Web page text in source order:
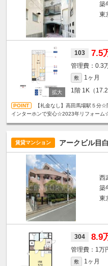
築
東
103 7.5
0.3
敷 1ヶ月
1階 1K（
【礼金なし】高田馬場駅５分
インターホンで安心☆2023年リフォー
賃貸マンション アークビル目白
西
築
東
304 8.9
1万
敷 1ヶ月